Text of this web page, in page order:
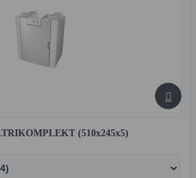

(510x245x5)